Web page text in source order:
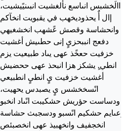
االَخشبس انىاسع نألغشيت انبىنيًيشيت،
إال أٌ يحذوديخهب في يقبويت انخآكم
وانحشاسة وقصش عًشهب انخشغيهي
دفعج انببحزيٍ إنى حطىيش أغشيت
خزفيت حعخًذ عهى يىاد طبيعيت يزم
انطي.ٍ يشكز هزا انبحذ عهى ححضيش
أغشيت خزفيت يٍ انطيٍ انطبيعي
انًسخخشس يٍ يصبدس يحهيت،
ودساست حؤريش حشكيبت انًىاد انخبو
وعىايم حشكيم انًسبو ودسجبث حشاسة
انخجفيف وانخهبيذ عهى انخصبئص